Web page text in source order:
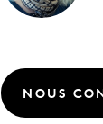
NOUS